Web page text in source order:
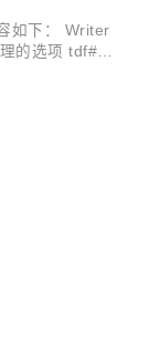
如下： Writer
的选项 tdf#11
为不可见 修复